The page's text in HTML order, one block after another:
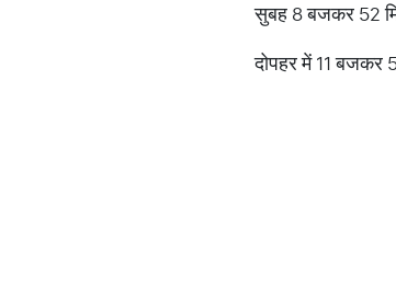
सुबह 8 बजकर 52
दोपहर में 11 बजकर